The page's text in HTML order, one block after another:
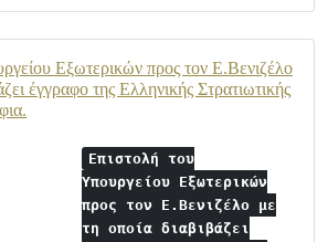
Εξωτερικών προς τον Ε.Βενιζέλο
έγγραφο της Ελληνικής Στρατιωτικής
Επιστολή του
Υπουργείου Εξωτερικών
προς τον Ε.Βενιζέλο με
τη οποία διαβιβάζει